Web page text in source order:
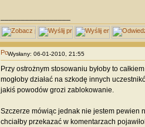
Wysłany: 06-01-2010, 21:55
Przy ostrożnym stosowaniu byłoby to
mogłoby działać na szkodę innych
jakiś powodów grozi zablokowanie.
Szczerze mówiąc jednak nie jestem pewien
chciałby przekazać w komentarzach